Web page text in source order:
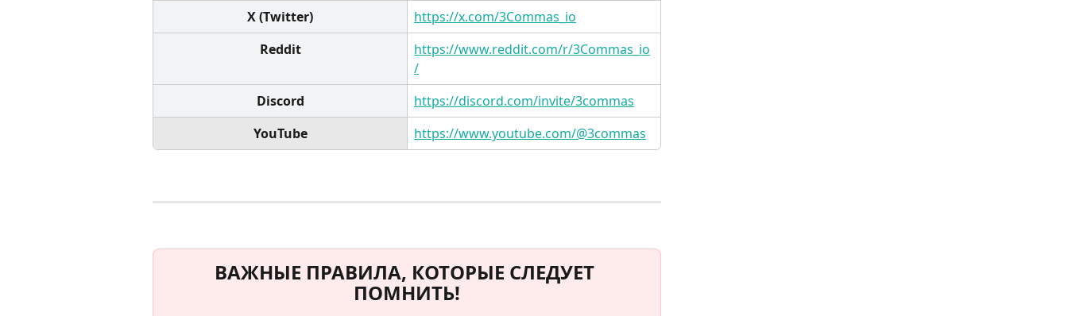
X (Twitter)
https://x.com/3Commas_io
Reddit
https://www.reddit.com/r/3Commas_io
/
Discord
https://discord.com/invite/3commas
YouTube
https://www.youtube.com/@3commas
ВАЖНЫЕ ПРАВИЛА, КОТОРЫЕ СЛЕДУЕТ
ПОМНИТЬ!